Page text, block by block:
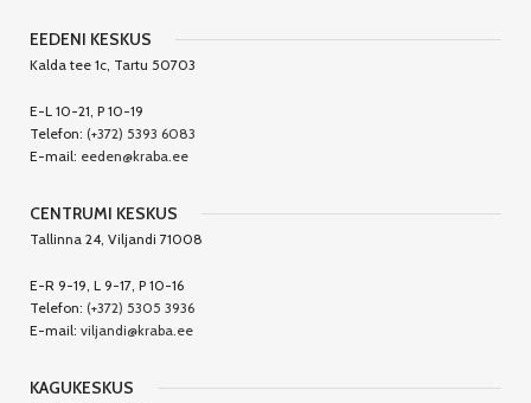
EEDENI KESKUS
Kalda tee 1c, Tartu 50703
E-L 10-21, P 10-19
Telefon: (+372) 5393 6083
E-mail: eeden@kraba.ee
CENTRUMI KESKUS
Tallinna 24, Viljandi 71008
E-R 9-19, L 9-17, P 10-16
Telefon: (+372) 5305 3936
E-mail: viljandi@kraba.ee
KAGUKESKUS